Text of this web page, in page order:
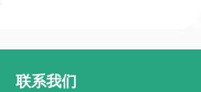
联系我们